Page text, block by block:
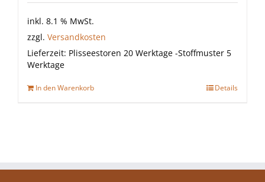
inkl. 8.1 % MwSt.
zzgl. Versandkosten
Lieferzeit: Plisseestoren 20 Werktage -Stoffmuster 5
Werktage
In den Warenkorb Details